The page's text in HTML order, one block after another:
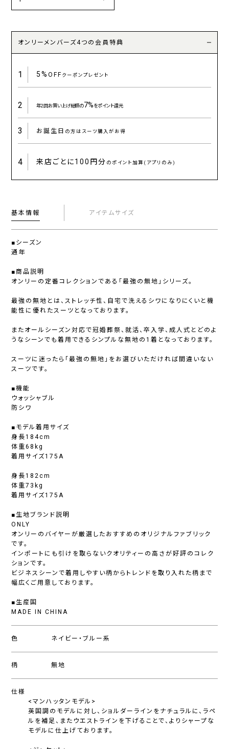
オンリーメンバーズ4つの会員特典
1 5%OFFクーポンプレゼント
2 年2回お買い上げ総額の7%をポイント還元
3 お誕生日 の方はスーツ購入がお得
4 来店ごとに100円分 のポイント加算(アプリのみ)
基本情報 アイテムサイズ
■シーズン
通年
■商品説明
オンリーの定番コレクションである「最強の無地」シリーズ。
最強の無地とは、ストレッチ性、自宅で洗えるシワになりにくいと機
能性に優れたスーツとなっております。
またオールシーズン対応で冠婚葬祭、就活、卒入学、成人式とどのよ
うなシーンでも着用できるシンプルな無地の1着となっております。
スーツに迷ったら「最強の無地」をお選びいただければ間違いない
スーツです。
■機能
ウォッシャブル
防シワ
■モデル着用サイズ
身長184cm
体重68kg
着用サイズ175A
身長182cm
体重73kg
着用サイズ175A
■生地ブランド説明
ONLY
オンリーのバイヤーが厳選したおすすめのオリジナルファブリック
です。
インポートにも引けを取らないクオリティーの高さが好評のコレク
ションです。
ビジネスシーンで着用しやすい柄からトレンドを取り入れた柄まで
幅広くご用意しております。
■生産国
MADE IN CHINA
色 ネイビー・ブルー系
柄 無地
仕様
<マンハッタンモデル>
英国調のモデルに対し、ショルダーラインをナチュラルに、ラペ
ルを補足、またウエストラインを下げることで、よりシャープな
モデルに仕上げております。